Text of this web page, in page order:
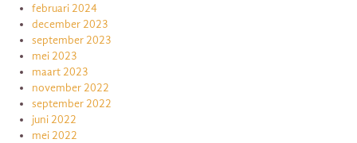
februari 2024
december 2023
september 2023
mei 2023
maart 2023
november 2022
september 2022
juni 2022
mei 2022